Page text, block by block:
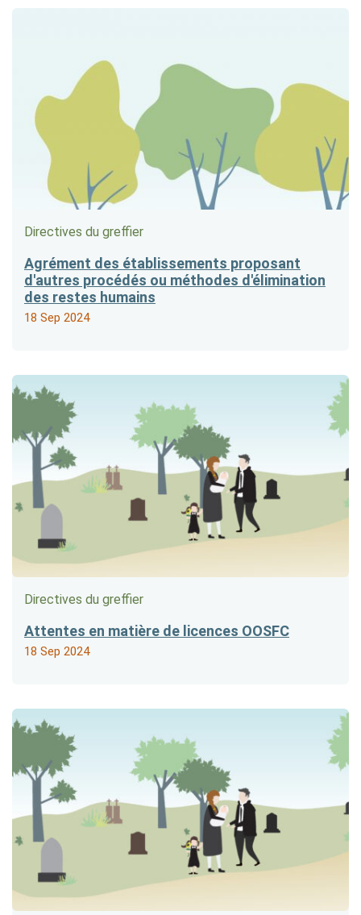
Directives du greffier
Agrément des établissements proposant
d'autres procédés ou méthodes d'élimination
des restes humains
18 Sep 2024
Directives du greffier
Attentes en matière de licences OOSFC
18 Sep 2024